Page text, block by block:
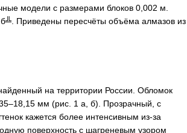
модели с размерами блоков 0,002 м.
Приведены пересчёты объёма алмазов
на территории России. Обломок
мм (рис. 1 а, б). Прозрачный, с
кажется более интенсивным из-за
поверхность с шагреневым узором